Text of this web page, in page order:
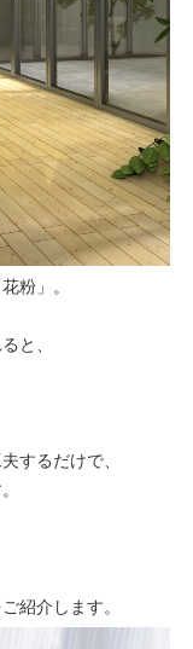
粉」。
と、
するだけで、
紹介します。